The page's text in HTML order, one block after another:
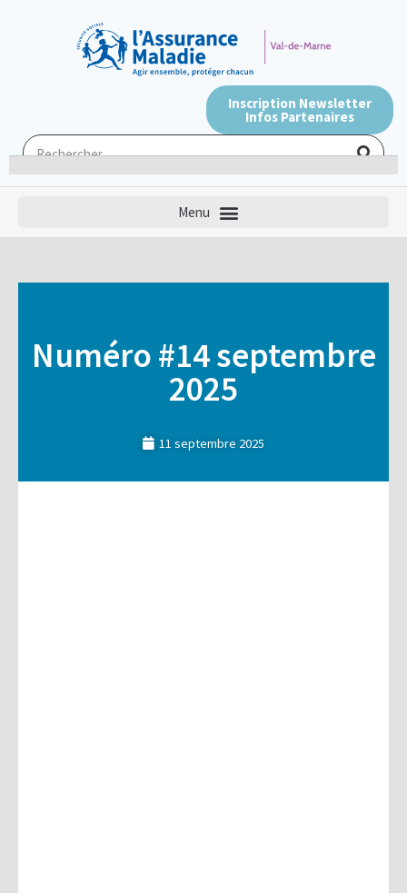
Inscription Newsletter
Infos Partenaires
Numéro #14 septembre
2025
11 septembre 2025